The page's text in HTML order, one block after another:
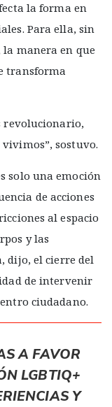
la forma en
Para ella, sin
manera en que
transforma
revolucionario,
sostuvo.
solo una emoción
de acciones
al espacio
y las
dijo, el cierre del
de intervenir
ciudadano.
A FAVOR
LGBTIQ+
Y